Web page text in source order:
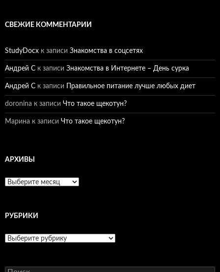
СВЕЖИЕ КОММЕНТАРИИ
StudyDocx к записи Знакомства в соцсетях
Андрей С к записи Знакомства в Интернете – День сурка
Андрей С к записи Правильное питание лучше любых диет
doronina к записи Что такое щекотун?
Марина к записи Что такое щекотун?
АРХИВЫ
Архивы
РУБРИКИ
Рубрики
Найти: